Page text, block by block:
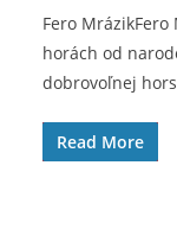
Fero
horách od
dobrovoľnej
Read More